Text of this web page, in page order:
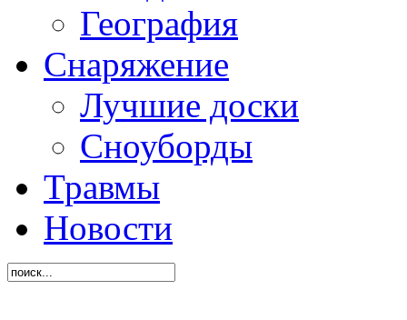
География
Снаряжение
Лучшие доски
Сноуборды
Травмы
Новости